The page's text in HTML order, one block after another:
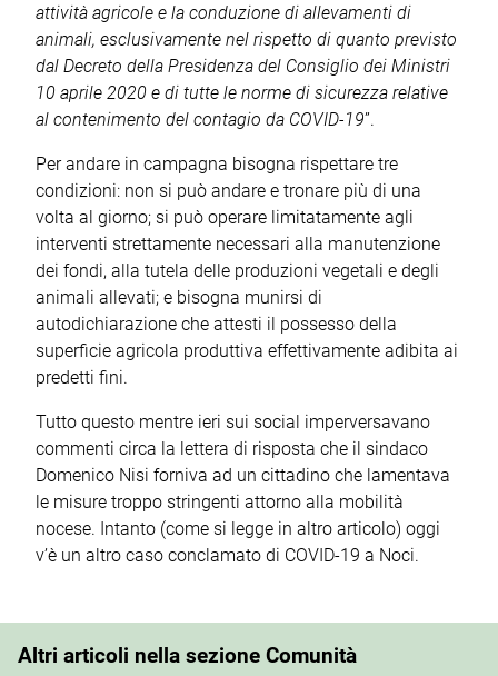
attività agricole e la conduzione di allevamenti di
animali, esclusivamente nel rispetto di quanto previsto
dal Decreto della Presidenza del Consiglio dei Ministri
10 aprile 2020 e di tutte le norme di sicurezza relative
al contenimento del contagio da COVID-19”.
Per andare in campagna bisogna rispettare tre
condizioni: non si può andare e tronare più di una
volta al giorno; si può operare limitatamente agli
interventi strettamente necessari alla manutenzione
dei fondi, alla tutela delle produzioni vegetali e degli
animali allevati; e bisogna munirsi di
autodichiarazione che attesti il possesso della
superficie agricola produttiva effettivamente adibita ai
predetti fini.
Tutto questo mentre ieri sui social imperversavano
commenti circa la lettera di risposta che il sindaco
Domenico Nisi forniva ad un cittadino che lamentava
le misure troppo stringenti attorno alla mobilità
nocese. Intanto (come si legge in altro articolo) oggi
v’è un altro caso conclamato di COVID-19 a Noci.
Altri articoli nella sezione Comunità